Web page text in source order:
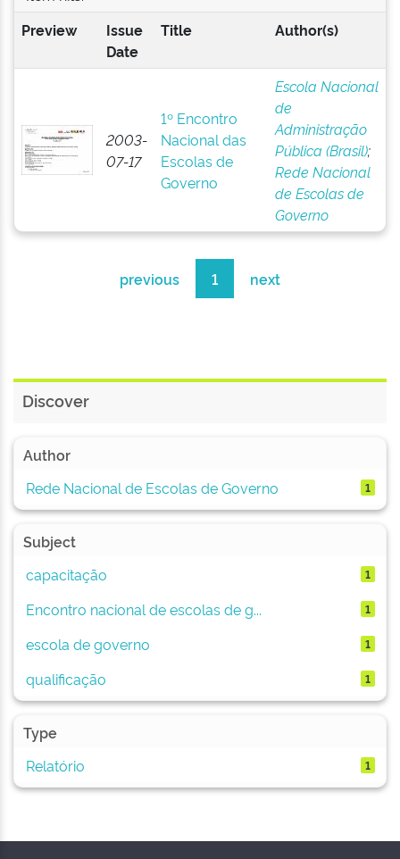
Preview
Issue
Date
Title Author(s)
2003-
07-17
1º Encontro
Nacional das
Escolas de
Governo
Escola Nacional
de
Administração
Pública (Brasil);
Rede Nacional
de Escolas de
Governo
previous 1 next
Discover
Author
Rede Nacional de Escolas de Governo
1
Subject
capacitação
1
Encontro nacional de escolas de g... 1
escola de governo 1
qualificação 1
Type
Relatório
1